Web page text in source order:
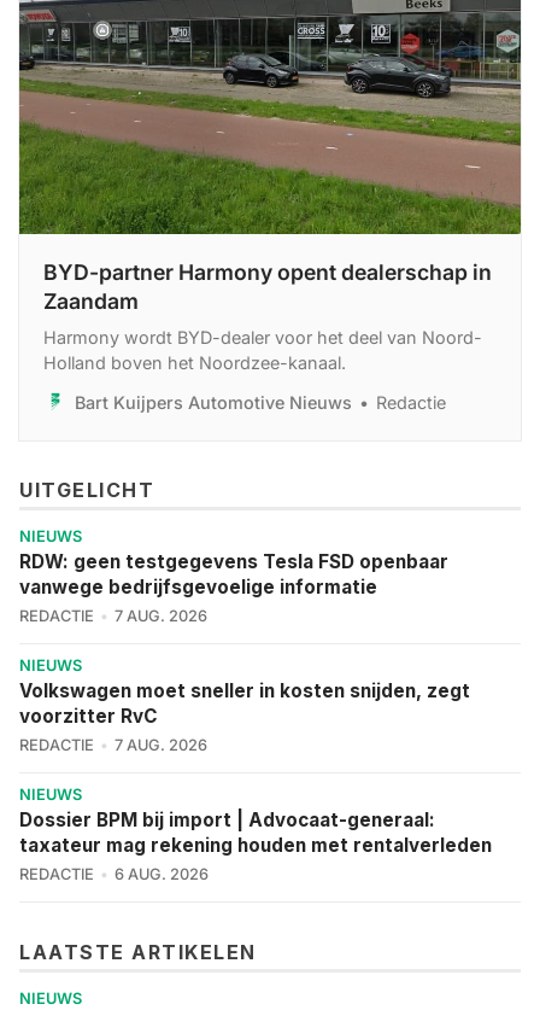
BYD-partner Harmony opent dealerschap in
Zaandam
Harmony wordt BYD-dealer voor het deel van Noord-
Holland boven het Noordzee-kanaal.
Bart Kuijpers Automotive Nieuws
Redactie
UITGELICHT
NIEUWS
RDW: geen testgegevens Tesla FSD openbaar
vanwege bedrijfsgevoelige informatie
REDACTIE 7 AUG. 2026
NIEUWS
Volkswagen moet sneller in kosten snijden, zegt
voorzitter RvC
REDACTIE 7 AUG. 2026
NIEUWS
Dossier BPM bij import | Advocaat-generaal:
taxateur mag rekening houden met rentalverleden
REDACTIE 6 AUG. 2026
LAATSTE ARTIKELEN
NIEUWS